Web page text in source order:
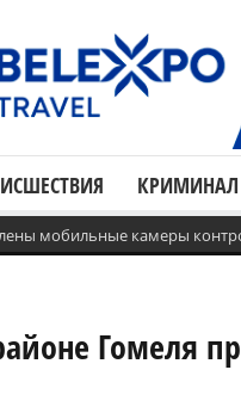
КРИМИНАЛ
мобильные камеры
Гомеля